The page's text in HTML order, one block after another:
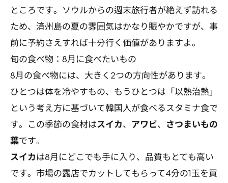
ところです。ソウルからの週末旅行者が絶えず訪れる
ため、済州島の夏の雰囲気はかなり賑やかですが、事
前に予約さえすれば十分行く価値がありますよ。
旬の食べ物：8月に食べたいもの
8月の食べ物には、大きく2つの方向性があります。
ひとつは体を冷やすもの、もうひとつは「以熱治熱」
という考え方に基づいて韓国人が食べるスタミナ食で
す。この季節の食材はスイカ、 アワビ、 さつまいもの
葉です。
スイカは8月にどこでも手に入り、品質もとても高い
です。市場の露店でカットしてもらって4分の1玉を買